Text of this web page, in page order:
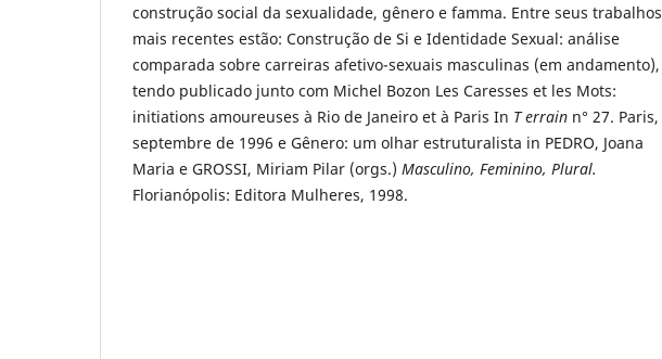
construção social da sexualidade, gênero e famma. Entre seus trabalhos
mais recentes estão: Construção de Si e Identidade Sexual: análise
comparada sobre carreiras afetivo-sexuais masculinas (em andamento),
tendo publicado junto com Michel Bozon Les Caresses et les Mots:
initiations amoureuses à Rio de Janeiro et à Paris In T errain n° 27. Paris,
septembre de 1996 e Gênero: um olhar estruturalista in PEDRO, Joana
Maria e GROSSI, Miriam Pilar (orgs.) Masculino, Feminino, Plural.
Florianópolis: Editora Mulheres, 1998.